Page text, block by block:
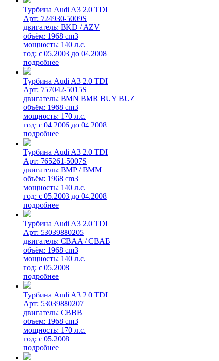
Турбина Audi A3 2.0 TDI
Арт: 724930-5009S
двигатель: BKD / AZV
объём: 1968 cm3
мощность: 140 л.с.
год: с 05.2003 до 04.2008
подробнее
Турбина Audi A3 2.0 TDI
Арт: 757042-5015S
двигатель: BMN BMR BUY BUZ
объём: 1968 cm3
мощность: 170 л.с.
год: с 04.2006 до 04.2008
подробнее
Турбина Audi A3 2.0 TDI
Арт: 765261-5007S
двигатель: BMP / BMM
объём: 1968 cm3
мощность: 140 л.с.
год: с 05.2003 до 04.2008
подробнее
Турбина Audi A3 2.0 TDI
Арт: 53039880205
двигатель: CBAA / CBAB
объём: 1968 cm3
мощность: 140 л.с.
год: с 05.2008
подробнее
Турбина Audi A3 2.0 TDI
Арт: 53039880207
двигатель: CBBB
объём: 1968 cm3
мощность: 170 л.с.
год: с 05.2008
подробнее